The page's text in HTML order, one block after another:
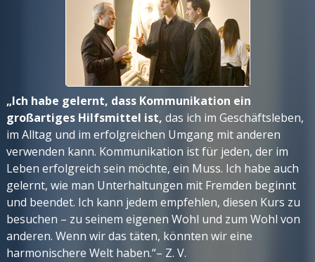
„Ich habe gelernt, dass Kommunikation ein
großartiges Hilfsmittel ist, das ich im Geschäftsleben,
im Alltag und im erfolgreichen Umgang mit anderen
verwenden kann. Kommunikation ist für jeden, der im
Leben erfolgreich sein möchte, ein Muss. Ich habe auch
gelernt, wie man Unterhaltungen mit Fremden beginnt
und beendet. Ich kann jedem empfehlen, diesen Kurs zu
besuchen – zu seinem eigenen Wohl und zum Wohl von
anderen. Wenn wir das täten, könnten wir eine
harmonischere Welt haben.“– Z. V.